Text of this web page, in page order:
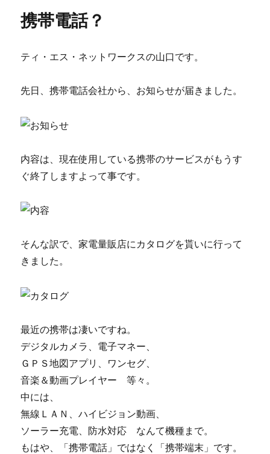
ー
携帯電話？
ティ・エス・ネットワークスの山口です。
先日、携帯電話会社から、お知らせが届きました。
内容は、現在使用している携帯のサービスがもうす
ぐ終了しますよって事です。
そんな訳で、家電量販店にカタログを貰いに行って
きました。
最近の携帯は凄いですね。
デジタルカメラ、電子マネー、
ＧＰＳ地図アプリ、ワンセグ、
音楽＆動画プレイヤー 等々。
中には、
無線ＬＡＮ、ハイビジョン動画、
ソーラー充電、防水対応 なんて機種まで。
もはや、「携帯電話」ではなく「携帯端末」です。